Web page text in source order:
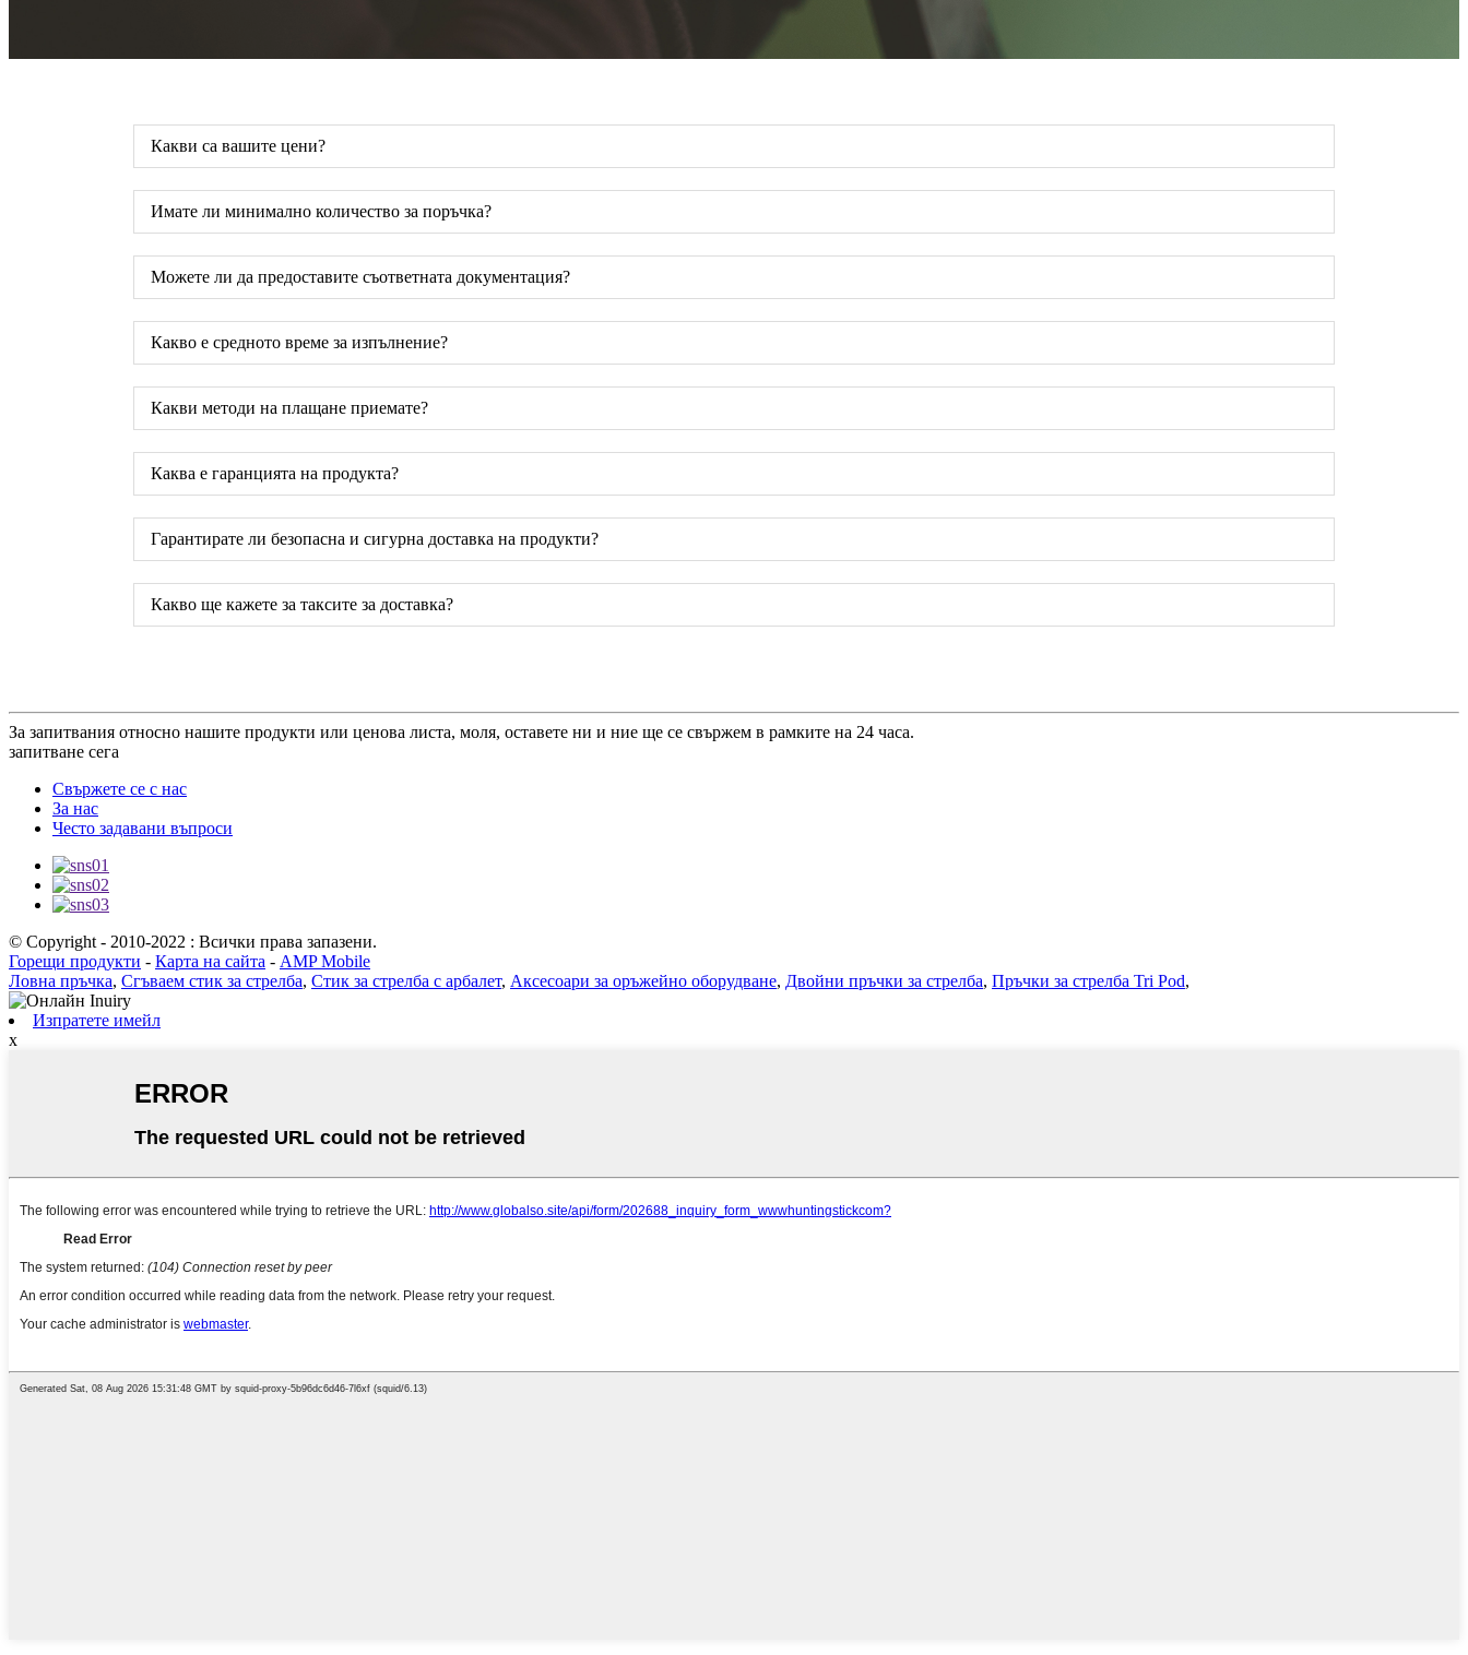
Какви са вашите цени?
Имате ли минимално количество за поръчка?
Можете ли да предоставите съответната документация?
Какво е средното време за изпълнение?
Какви методи на плащане приемате?
Каква е гаранцията на продукта?
Гарантирате ли безопасна и сигурна доставка на продукти?
Какво ще кажете за таксите за доставка?
За запитвания относно нашите продукти или ценова листа, моля, оставете ни и ние ще се свържем в рамките на 24 часа.
запитване сега
Свържете се с нас
За нас
Често задавани въпроси
© Copyright - 2010-2022 : Всички права запазени.
Горещи продукти - Карта на сайта - AMP Mobile
Ловна пръчка, Сгъваем стик за стрелба, Стик за стрелба с арбалет, Аксесоари за оръжейно оборудване, Двойни пръчки за стрелба, Пръчки за стрелба Tri Pod,
Изпратете имейл
x